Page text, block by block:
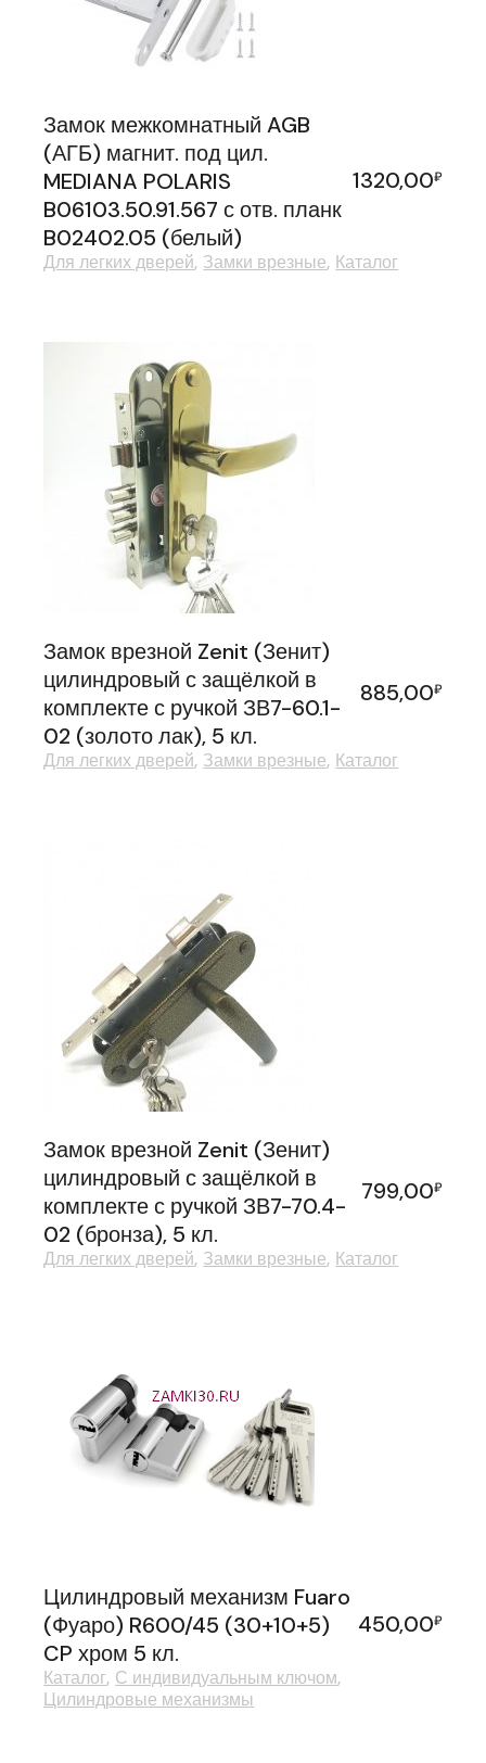
Замок межкомнатный AGB
(АГБ) магнит. под цил.
MEDIANA POLARIS
B06103.50.91.567 с отв. планк
B02402.05 (белый)
1320,00₽
Для легких дверей Замки врезные Каталог
Замок врезной Zenit (Зенит)
цилиндровый с защёлкой в
комплекте с ручкой ЗВ7-60.1-
02 (золото лак), 5 кл.
885,00₽
Для легких дверей Замки врезные Каталог
Замок врезной Zenit (Зенит)
цилиндровый с защёлкой в
комплекте с ручкой ЗВ7-70.4-
02 (бронза), 5 кл.
799,00₽
Для легких дверей Замки врезные Каталог
Цилиндровый механизм Fuaro
(Фуаро) R600/45 (30+10+5)
CP хром 5 кл.
450,00₽
Каталог С индивидуальным ключом
Цилиндровые механизмы